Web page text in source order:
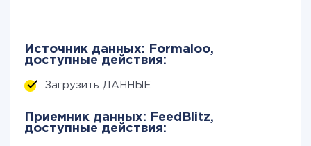
Источник данных: Formaloo,
доступные действия:
Загрузить ДАННЫЕ
Приемник данных: FeedBlitz,
доступные действия: